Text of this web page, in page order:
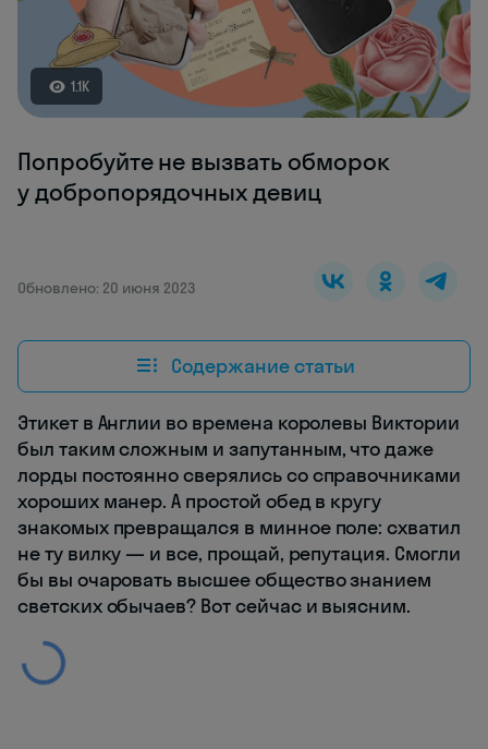
1.1K
Попробуйте не вызвать обморок
у добропорядочных девиц
Обновлено: 20 июня 2023
Содержание статьи
Этикет в Англии во времена королевы Виктории
был таким сложным и запутанным, что даже
лорды постоянно сверялись со справочниками
хороших манер. А простой обед в кругу
знакомых превращался в минное поле: схватил
не ту вилку — и все, прощай, репутация. Смогли
бы вы очаровать высшее общество знанием
светских обычаев? Вот сейчас и выясним.